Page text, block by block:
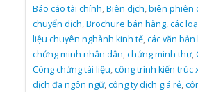
Báo cáo tài chính,Biên dịch,biên phiên
chuyển dịch,Brochure bán hàng,các
liệu chuyên nghành kinh tế,các văn
chứng minh nhân dân,chứng minh thư,
Công chứng tài liệu,công trình kiến trúc
dịch đa ngôn ngữ,công ty dịch giá rẻ,